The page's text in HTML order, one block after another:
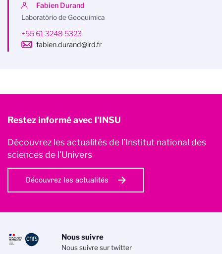
Fabien Durand
Laboratório de Geoquímica
+55 61 3248 5323
fabien.durand@ird.fr
Restez informé avec l'INSU
Découvrez les actualités de l’Institut national des
sciences de l'Univers
Découvrez les actualités
Nous suivre
Nous suivre sur twitter